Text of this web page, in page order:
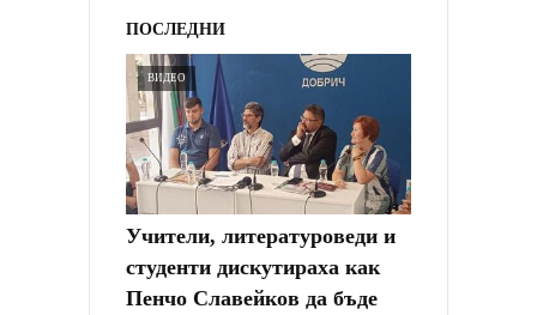
ПОСЛЕДНИ
ВИДЕО
Учители, литературоведи и
студенти дискутираха как
Пенчо Славейков да бъде